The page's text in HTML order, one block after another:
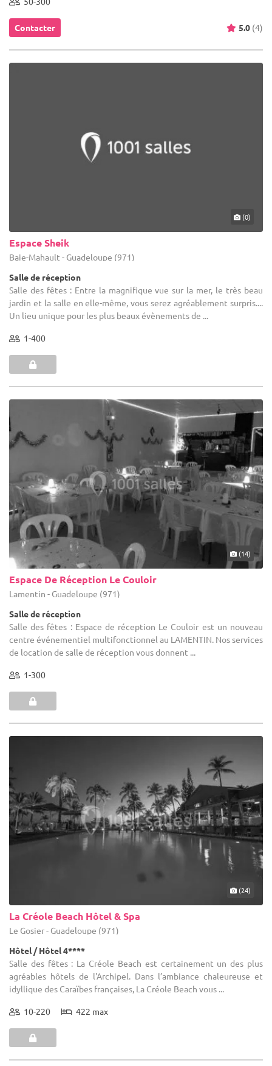
Contacter 5.0 (4)
(0)
Espace Sheik
Baie-Mahault - Guadeloupe (971)
Salle de réception
Salle des fêtes : Entre la magnifique vue sur la mer, le très beau
jardin et la salle en elle-même, vous serez agréablement surpris....
Un lieu unique pour les plus beaux évènements de ...
1-400
(14)
Espace De Réception Le Couloir
Lamentin - Guadeloupe (971)
Salle de réception
Salle des fêtes : Espace de réception Le Couloir est un nouveau
centre événementiel multifonctionnel au LAMENTIN. Nos services
de location de salle de réception vous donnent ...
1-300
(24)
La Créole Beach Hôtel & Spa
Le Gosier - Guadeloupe (971)
Hôtel / Hôtel 4****
Salle des fêtes : La Créole Beach est certainement un des plus
agréables hôtels de l'Archipel. Dans l’ambiance chaleureuse et
idyllique des Caraïbes françaises, La Créole Beach vous ...
10-220 422 max